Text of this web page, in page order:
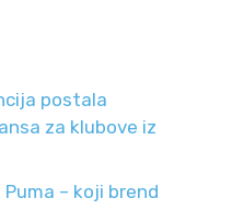
postala
za klubove iz
– koji brend